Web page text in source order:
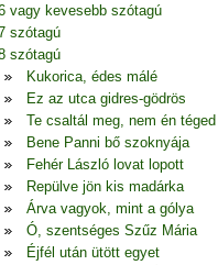
vagy kevesebb szótagú
szótagú
szótagú
Kukorica, édes málé
Ez az utca gidres-gödrös
Te csaltál meg, nem én téged
Bene Panni bő szoknyája
Fehér László lovat lopott
Repülve jön kis madárka
Árva vagyok, mint a gólya
Ó, szentséges Szűz Mária
Éjfél után ütött egyet